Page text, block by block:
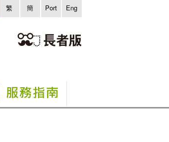
繁 簡 Port Eng